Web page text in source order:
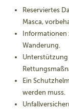
Reserviertes
Masca,
Wanderung.
Unterstützung
Ein
werden muss.